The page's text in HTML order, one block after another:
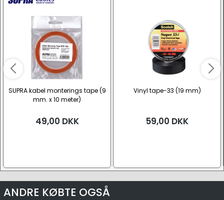
SUPRA kabel monterings tape (9
mm. x 10 meter)
49,00 DKK
Vinyl tape-33 (19 mm)
59,00 DKK
ANDRE KØBTE OGSÅ